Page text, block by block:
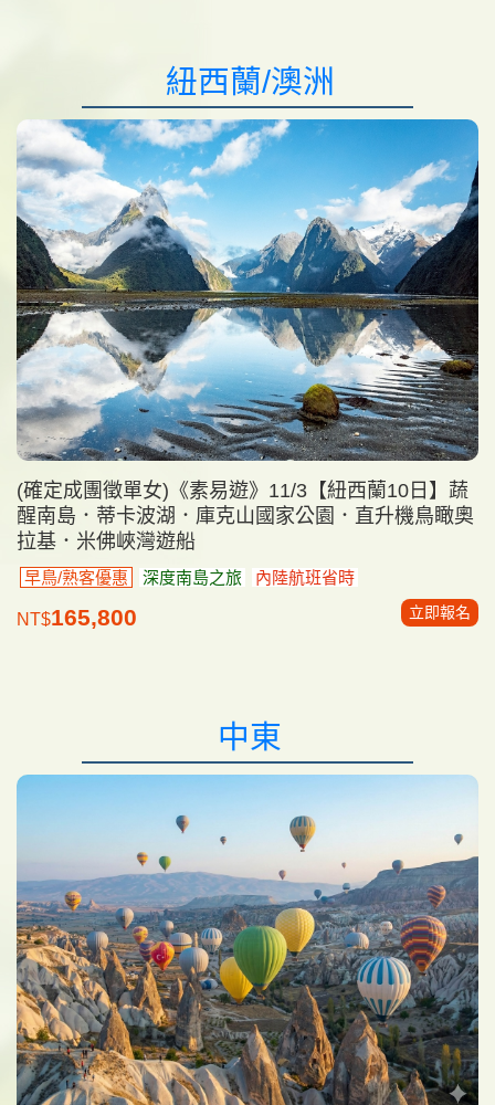
紐西蘭/澳洲
(確定成團徵單女)《素易遊》11/3【紐西蘭10日】蔬
醒南島．蒂卡波湖．庫克山國家公園．直升機鳥瞰奧
拉基．米佛峽灣遊船
早鳥/熟客優惠 深度南島之旅 內陸航班省時
NT$165,800 立即報名
中東